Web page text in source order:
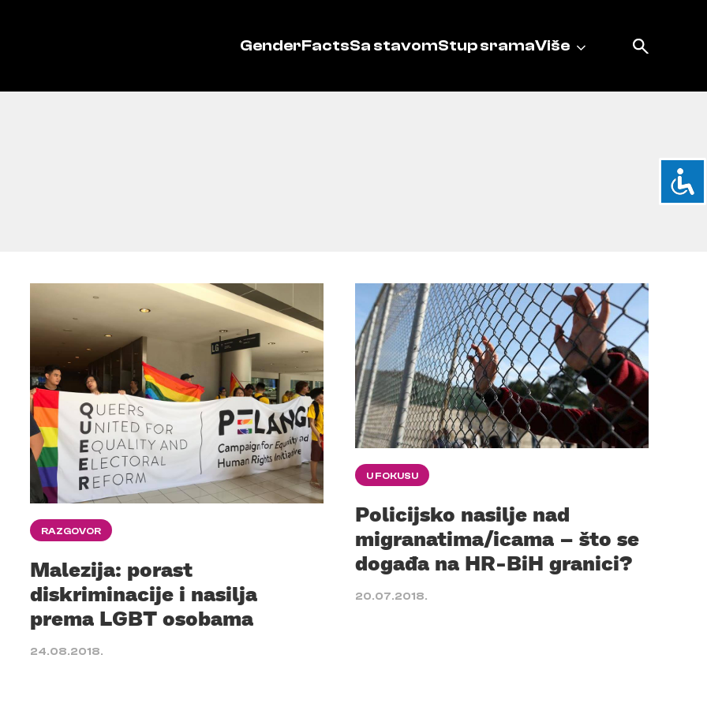
GenderFactsSa stavomStup sramaViše
RAZGOVOR
Malezija: porast
diskriminacije i nasilja
prema LGBT osobama
24.08.2018.
U FOKUSU
Policijsko nasilje nad
migranatima/icama – što se
događa na HR-BiH granici?
20.07.2018.